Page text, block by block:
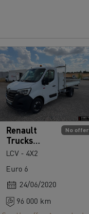
No offer
Renault
Trucks
Master 145
LCV - 4X2
Euro 6
24/06/2020
96 000 km